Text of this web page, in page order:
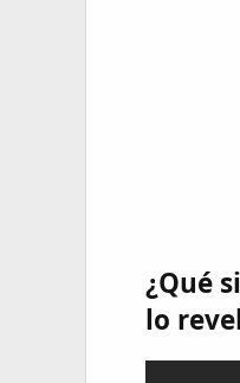
¿Qué
lo